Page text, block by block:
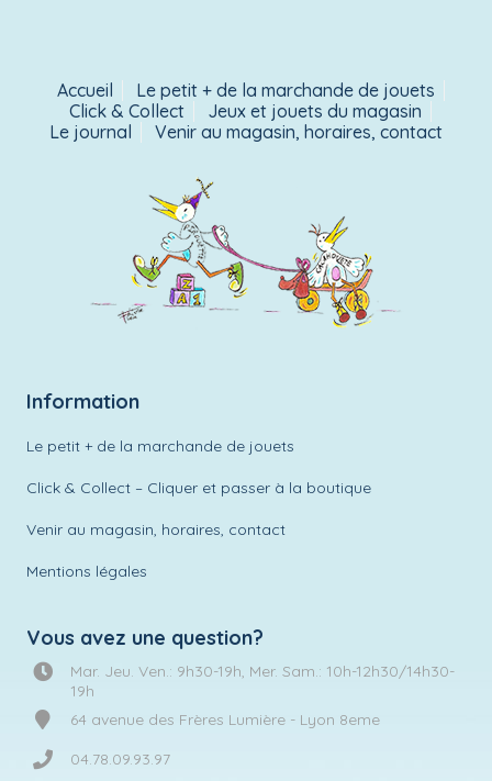
Accueil
Le petit + de la marchande de jouets
Click & Collect
Jeux et jouets du magasin
Le journal
Venir au magasin, horaires, contact
Information
Le petit + de la marchande de jouets
Click & Collect – Cliquer et passer à la boutique
Venir au magasin, horaires, contact
Mentions légales
Vous avez une question?
Mar. Jeu. Ven.: 9h30-19h, Mer. Sam.: 10h-12h30/14h30-
19h
64 avenue des Frères Lumière - Lyon 8eme
04.78.09.93.97